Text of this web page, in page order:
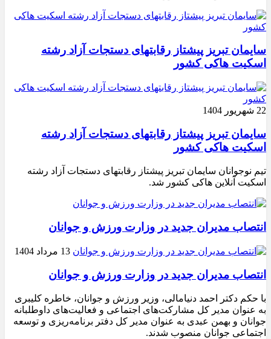
سایمان تبریز پیشتاز رقابتهای دستجات آزاد رشته
اسکیت هاکی کشور
22 شهریور 1404
سایمان تبریز پیشتاز رقابتهای دستجات آزاد رشته
اسکیت هاکی کشور
تیم نوجوانان سایمان تبریز پیشتاز رقابتهای دستجات آزاد رشته
اسکیت آنلاین هاکی کشور شد.
انتصاب مدیران جدید در وزارت ورزش و جوانان
13 مرداد 1404
انتصاب مدیران جدید در وزارت ورزش و جوانان
با حکم دکتر احمد دنیامالی، وزیر ورزش و جوانان، خاطره کلیبری
به عنوان مدیر کل مشارکت‌های اجتماعی و فعالیت‌های داوطلبانه
جوانان و بهمن عبدی به عنوان مدیر کل دفتر برنامه‌ریزی و توسعه
اجتماعی جوانان منصوب شدند.